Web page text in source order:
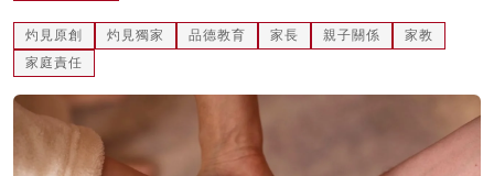
灼見原創 灼見獨家 品德教育 家長 親子關係
家教
家庭責任